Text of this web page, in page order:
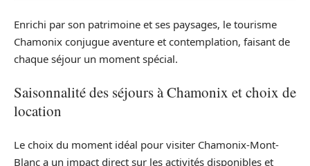
Enrichi par son patrimoine et ses paysages, le tourisme
Chamonix conjugue aventure et contemplation, faisant de
chaque séjour un moment spécial.
Saisonnalité des séjours à Chamonix et choix de
location
Le choix du moment idéal pour visiter Chamonix-Mont-
Blanc a un impact direct sur les activités disponibles et